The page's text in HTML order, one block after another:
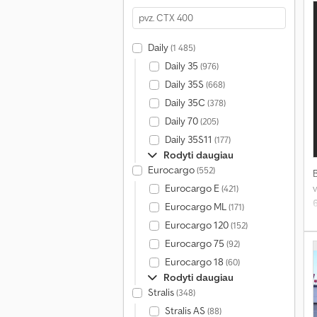
Daily(1 485)
Daily 35 (976)
Daily 35S (668)
Daily 35C (378)
Daily 70(205)
Daily 35S11 (177)
Rodyti daugiau
Eurocargo(552)
Eurocargo E(421)
Eurocargo ML(171)
Eurocargo 120(152)
Eurocargo 75 (92)
Eurocargo 18 (60)
Rodyti daugiau
Stralis(348)
Stralis AS (88)